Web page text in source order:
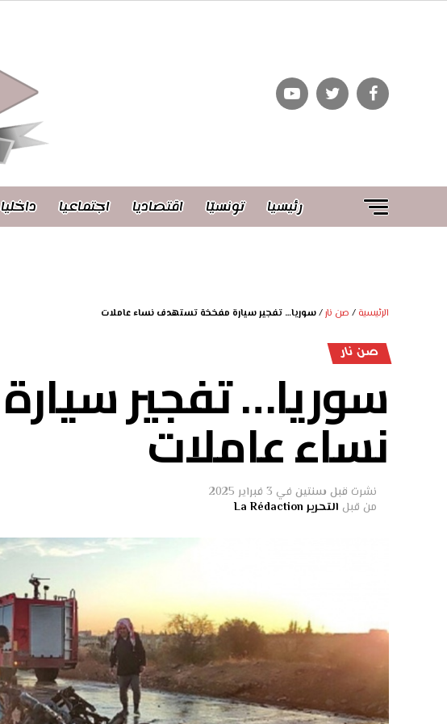
رئيسيا تونسيّا اقتصاديا اجتماعيا داخليا
الرئيسية / صن نار/سوريا… تفجير سيارة مفخخة تستهدف نساء عاملات
صن نار
سوريا… تفجير
نساء عاملات
نشرت قبل سنتين في 3 فبراير 2025
من قبل التحرير La Rédaction